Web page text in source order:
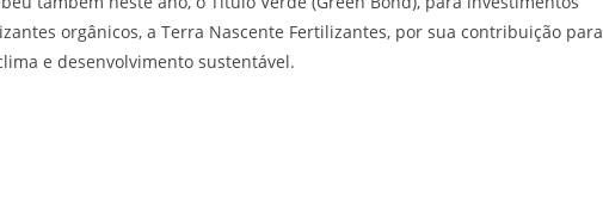
orgânicos, a Terra Nascente Fertilizantes, por sua contribuição para
e desenvolvimento sustentável.